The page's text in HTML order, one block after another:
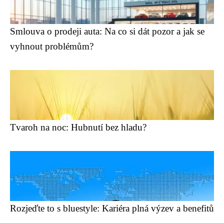
Smlouva o prodeji auta: Na co si dát pozor a jak se
vyhnout problémům?
Tvaroh na noc: Hubnutí bez hladu?
Rozjeďte to s bluestyle: Kariéra plná výzev a benefitů